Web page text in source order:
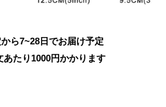
ら7~28日でお届け予定
あたり 1000円かかります